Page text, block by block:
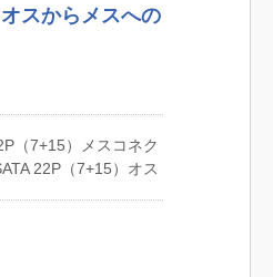
スからメスへの
（7+15）メスコネク
22P（7+15）オス